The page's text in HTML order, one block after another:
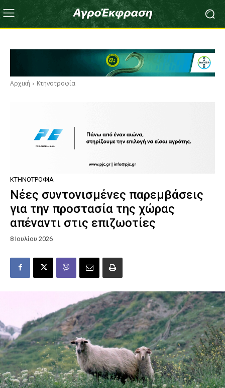
Αρχική Κτηνοτροφία
ΚΤΗΝΟΤΡΟΦΊΑ
Νέες συντονισμένες παρεμβάσεις
για την προστασία της χώρας
απέναντι στις επιζωοτίες
8 Ιουλίου 2026